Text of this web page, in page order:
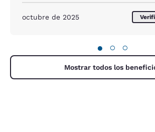
octubre de 2025
● ○ ○
Mostrar todos los